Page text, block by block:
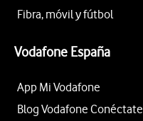
Fibra, móvil y fútbol
Vodafone España
App Mi Vodafone
Blog Vodafone Conéctate